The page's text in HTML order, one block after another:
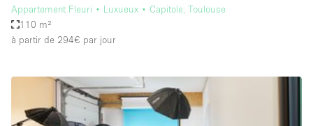
Studio Photo / Tournage
Étal de Marché
Caractéristiques de l'espace
Accès aux handicapés
Appartement Fleuri • Luxueux • Capitole, Toulouse
110 m²
à partir de 294€ par jour